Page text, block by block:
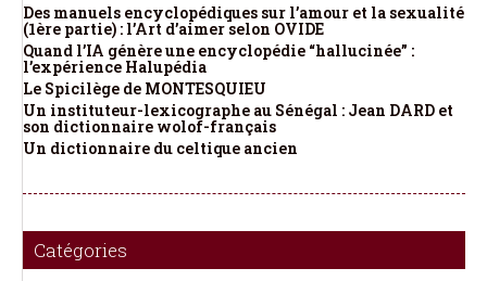
Des manuels encyclopédiques sur l’amour et la sexualité
(1ère partie) : l’Art d’aimer selon OVIDE
Quand l’IA génère une encyclopédie “hallucinée” :
l’expérience Halupédia
Le Spicilège de MONTESQUIEU
Un instituteur-lexicographe au Sénégal : Jean DARD et
son dictionnaire wolof-français
Un dictionnaire du celtique ancien
Catégories